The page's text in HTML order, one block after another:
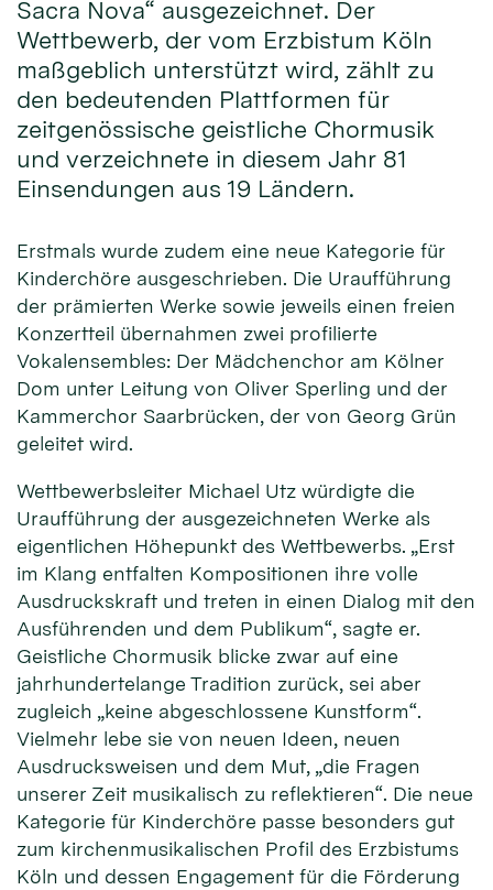
Sacra Nova“ ausgezeichnet. Der
Wettbewerb, der vom Erzbistum Köln
maßgeblich unterstützt wird, zählt zu
den bedeutenden Plattformen für
zeitgenössische geistliche Chormusik
und verzeichnete in diesem Jahr 81
Einsendungen aus 19 Ländern.
Erstmals wurde zudem eine neue Kategorie für
Kinderchöre ausgeschrieben. Die Uraufführung
der prämierten Werke sowie jeweils einen freien
Konzertteil übernahmen zwei profilierte
Vokalensembles: Der Mädchenchor am Kölner
Dom unter Leitung von Oliver Sperling und der
Kammerchor Saarbrücken, der von Georg Grün
geleitet wird.
Wettbewerbsleiter Michael Utz würdigte die
Uraufführung der ausgezeichneten Werke als
eigentlichen Höhepunkt des Wettbewerbs. „Erst
im Klang entfalten Kompositionen ihre volle
Ausdruckskraft und treten in einen Dialog mit den
Ausführenden und dem Publikum“, sagte er.
Geistliche Chormusik blicke zwar auf eine
jahrhundertelange Tradition zurück, sei aber
zugleich „keine abgeschlossene Kunstform“.
Vielmehr lebe sie von neuen Ideen, neuen
Ausdrucksweisen und dem Mut, „die Fragen
unserer Zeit musikalisch zu reflektieren“. Die neue
Kategorie für Kinderchöre passe besonders gut
zum kirchenmusikalischen Profil des Erzbistums
Köln und dessen Engagement für die Förderung